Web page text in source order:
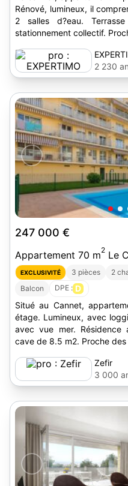
Rénové, lumineux, il
2 salles d?eau.
stationnement collectif.
2 230
247 000 €
Appartement 70 m2 Le
EXCLUSIVITÉ 3 pièces 2
Balcon DPE : D
Situé au Cannet,
étage. Lumineux, avec
avec vue mer. Résidence
cave de 8.5 m2. Proche
Zefir
3 000